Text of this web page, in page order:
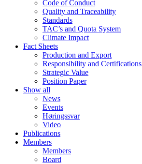
Code of Conduct
Quality and Traceability
Standards
TAC’s and Quota System
Climate Impact
Fact Sheets
Production and Export
Responsibility and Certifications
Strategic Value
Position Paper
Show all
News
Events
Høringssvar
Video
Publications
Members
Members
Board